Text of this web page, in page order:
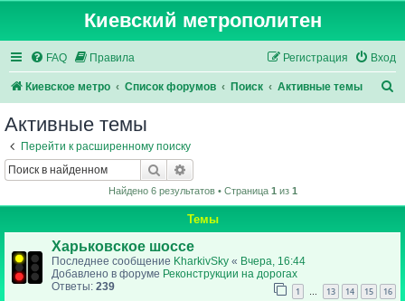
Киевский метрополитен
FAQ Правила Вход
Регистрация
Киевское метро Список форумов Поиск Активные темы
Активные темы
Перейти к расширенному поиску
Поиск
Найдено 6 результатов • Страница 1из 1
Темы
Харьковское шоссе
Последнее сообщение KharkivSky « Вчера, 16:44
Добавлено в форуме Реконструкции на дорогах
Ответы: 239 1 … 13 14 15 16